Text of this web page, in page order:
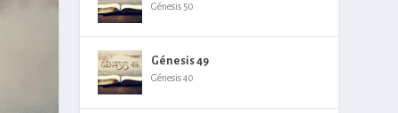
Génesis 50
Génesis 49
Génesis 40